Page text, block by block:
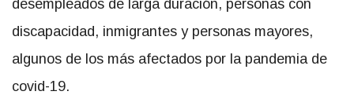
desempleados de larga duración, personas con
discapacidad, inmigrantes y personas mayores,
algunos de los más afectados por la pandemia de
covid-19.